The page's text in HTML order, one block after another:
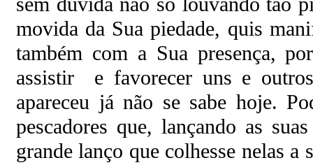
movida da Sua piedade, quis
também com a Sua presença,
assistir e favorecer uns e
apareceu já não se sabe hoje.
pescadores que, lançando as
grande lanço que colhesse nelas a